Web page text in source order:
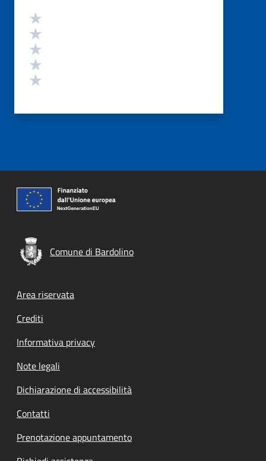
Valutazione
Comune di Bardolino
Footer menu
Area riservata
Crediti
Informativa privacy
Note legali
Dichiarazione di accessibilità
Contatti
Prenotazione appuntamento